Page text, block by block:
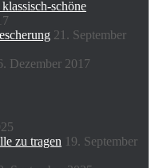
schöne
21. September
Dezember 2017
zu tragen 19. September